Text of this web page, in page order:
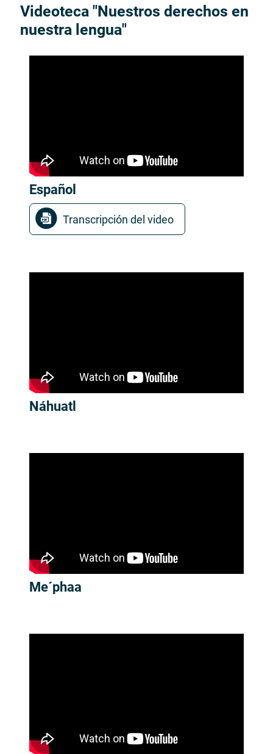
Videoteca "Nuestros derechos en
nuestra lengua"
Español
Transcripción del videoArchivo PDF, se
Náhuatl
Me´phaa